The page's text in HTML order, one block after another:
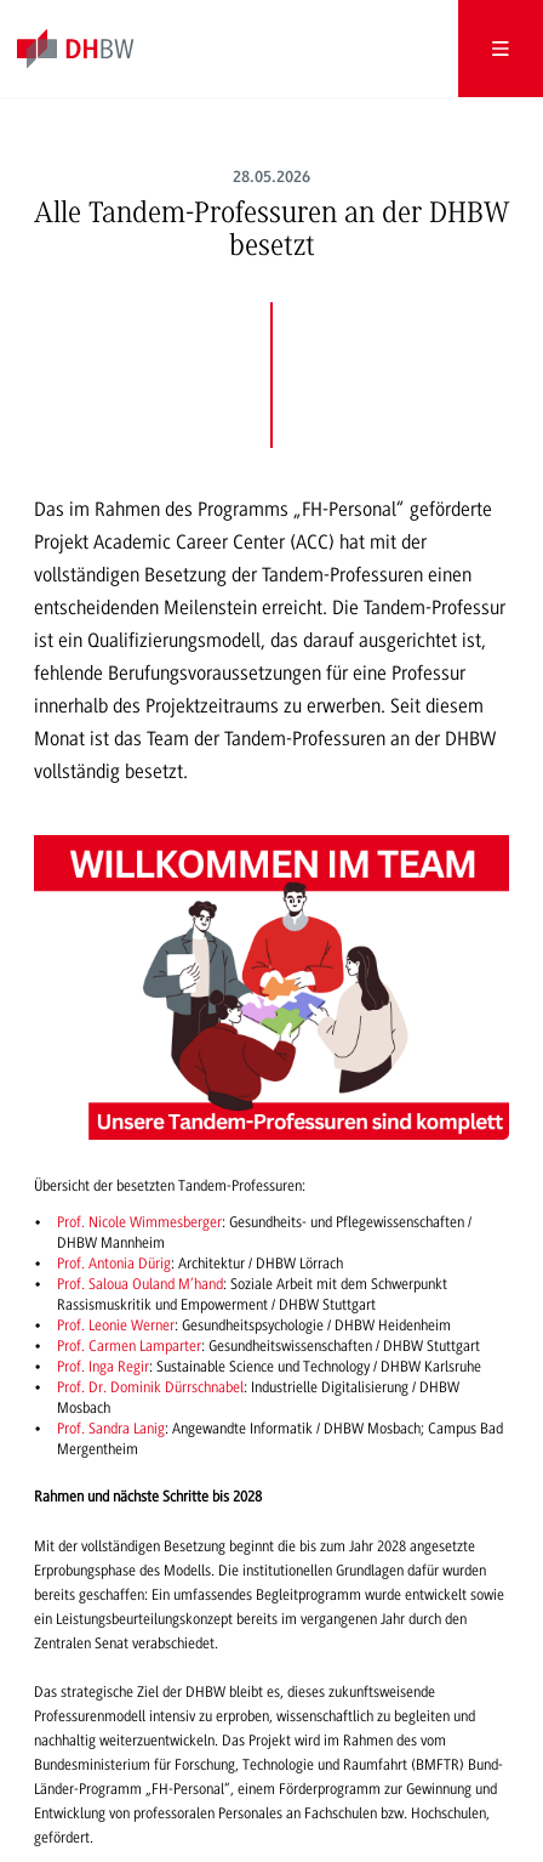
28.05.2026
Alle Tandem-Professuren an der DHBW
besetzt
Das im Rahmen des Programms „FH-Personal“ geförderte
Projekt Academic Career Center (ACC) hat mit der
vollständigen Besetzung der Tandem-Professuren einen
entscheidenden Meilenstein erreicht. Die Tandem-Professur
ist ein Qualifizierungsmodell, das darauf ausgerichtet ist,
fehlende Berufungsvoraussetzungen für eine Professur
innerhalb des Projektzeitraums zu erwerben. Seit diesem
Monat ist das Team der Tandem-Professuren an der DHBW
vollständig besetzt.
Übersicht der besetzten Tandem-Professuren:
Prof. Nicole Wimmesberger: Gesundheits- und Pflegewissenschaften /
DHBW Mannheim
Prof. Antonia Dürig: Architektur / DHBW Lörrach
Prof. Saloua Ouland M’hand: Soziale Arbeit mit dem Schwerpunkt
Rassismuskritik und Empowerment / DHBW Stuttgart
Prof. Leonie Werner: Gesundheitspsychologie / DHBW Heidenheim
Prof. Carmen Lamparter: Gesundheitswissenschaften / DHBW Stuttgart
Prof. Inga Regir: Sustainable Science und Technology / DHBW Karlsruhe
Prof. Dr. Dominik Dürrschnabel: Industrielle Digitalisierung / DHBW
Mosbach
Prof. Sandra Lanig: Angewandte Informatik / DHBW Mosbach; Campus Bad
Mergentheim
Rahmen und nächste Schritte bis 2028
Mit der vollständigen Besetzung beginnt die bis zum Jahr 2028 angesetzte
Erprobungsphase des Modells. Die institutionellen Grundlagen dafür wurden
bereits geschaffen: Ein umfassendes Begleitprogramm wurde entwickelt sowie
ein Leistungsbeurteilungskonzept bereits im vergangenen Jahr durch den
Zentralen Senat verabschiedet.
Das strategische Ziel der DHBW bleibt es, dieses zukunftsweisende
Professurenmodell intensiv zu erproben, wissenschaftlich zu begleiten und
nachhaltig weiterzuentwickeln. Das Projekt wird im Rahmen des vom
Bundesministerium für Forschung, Technologie und Raumfahrt (BMFTR) Bund-
Länder-Programm „FH-Personal“, einem Förderprogramm zur Gewinnung und
Entwicklung von professoralen Personales an Fachschulen bzw. Hochschulen,
gefördert.